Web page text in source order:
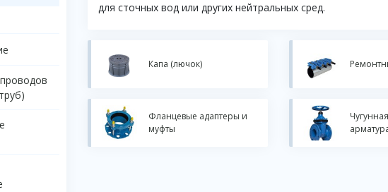
для сточных вод или других нейтральных сред.
Капа (лючок)
Фланцевые адаптеры и
муфты